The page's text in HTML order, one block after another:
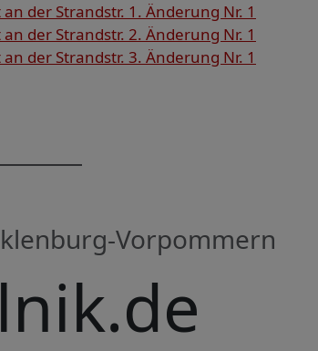
der Strandstr. 1. Änderung Nr. 1
der Strandstr. 2. Änderung Nr. 1
der Strandstr. 3. Änderung Nr. 1
Vorpommern